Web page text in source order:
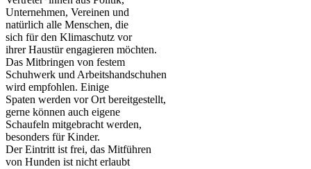
Unternehmen, Vereinen und
natürlich alle Menschen, die
sich für den Klimaschutz vor
ihrer Haustür engagieren möchten.
Das Mitbringen von festem
Schuhwerk und Arbeitshandschuhen
wird empfohlen. Einige
Spaten werden vor Ort bereitgestellt,
gerne können auch eigene
Schaufeln mitgebracht werden,
besonders für Kinder.
Der Eintritt ist frei, das Mitführen
von Hunden ist nicht erlaubt